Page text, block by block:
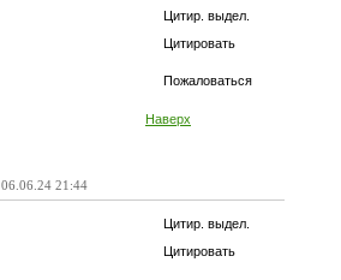
Цитир. выдел.
Цитировать
Пожаловаться
Наверх
06.06.24 21:44
Цитир. выдел.
Цитировать